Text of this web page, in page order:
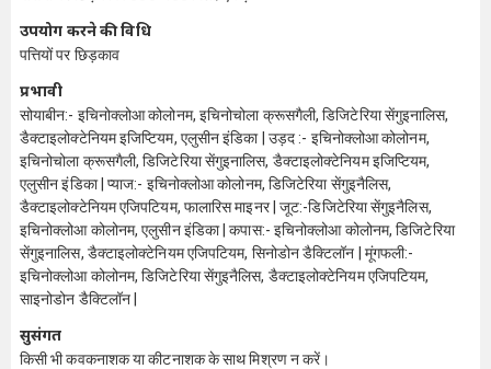
उपयोग करने की विधि
पत्तियों पर छिड़काव
प्रभावी
सोयाबीन:- इचिनोक्लोआ कोलोनम, इचिनोचोला क्रूसगैली, डिजिटेरिया सेंगुइनालिस,
डैक्टाइलोक्टेनियम इजिप्टियम, एलुसीन इंडिका | उड़द :- इचिनोक्लोआ कोलोनम,
इचिनोचोला क्रूसगैली, डिजिटेरिया सेंगुइनालिस, डैक्टाइलोक्टेनियम इजिप्टियम,
एलुसीन इंडिका | प्याज:- इचिनोक्लोआ कोलोनम, डिजिटेरिया सेंगुइनैलिस,
डैक्टाइलोक्टेनियम एजिपटियम, फालारिस माइनर | जूट:-डिजिटेरिया सेंगुइनैलिस,
इचिनोक्लोआ कोलोनम, एलुसीन इंडिका | कपास:- इचिनोक्लोआ कोलोनम, डिजिटेरिया
सेंगुइनालिस, डैक्टाइलोक्टेनियम एजिपटियम, सिनोडोन डैक्टिलॉन | मूंगफली:-
इचिनोक्लोआ कोलोनम, डिजिटेरिया सेंगुइनैलिस, डैक्टाइलोक्टेनियम एजिपटियम,
साइनोडोन डैक्टिलॉन |
सुसंगत
किसी भी कवकनाशक या कीटनाशक के साथ मिश्रण न करें।